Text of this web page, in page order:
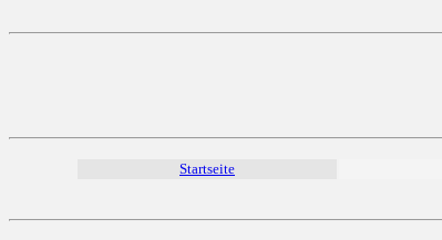
Startseite